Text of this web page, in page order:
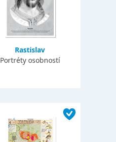
Rastislav
Portréty osobností